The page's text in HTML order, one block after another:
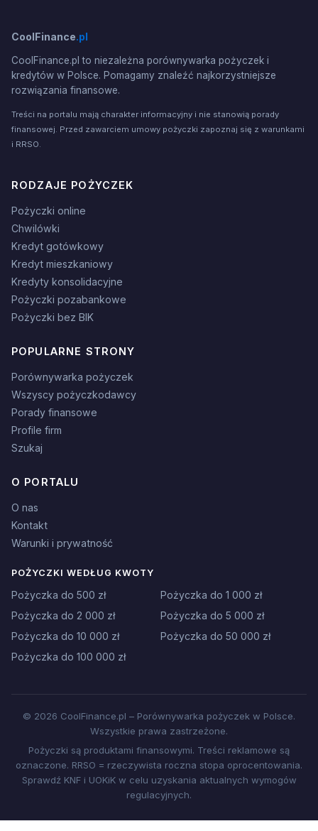
CoolFinance.pl
CoolFinance.pl to niezależna porównywarka pożyczek i
kredytów w Polsce. Pomagamy znaleźć najkorzystniejsze
rozwiązania finansowe.
Treści na portalu mają charakter informacyjny i nie stanowią porady
finansowej. Przed zawarciem umowy pożyczki zapoznaj się z warunkami
i RRSO.
RODZAJE POŻYCZEK
Pożyczki online
Chwilówki
Kredyt gotówkowy
Kredyt mieszkaniowy
Kredyty konsolidacyjne
Pożyczki pozabankowe
Pożyczki bez BIK
POPULARNE STRONY
Porównywarka pożyczek
Wszyscy pożyczkodawcy
Porady finansowe
Profile firm
Szukaj
O PORTALU
O nas
Kontakt
Warunki i prywatność
POŻYCZKI WEDŁUG KWOTY
Pożyczka do 500 zł
Pożyczka do 1 000 zł
Pożyczka do 2 000 zł
Pożyczka do 5 000 zł
Pożyczka do 10 000 zł
Pożyczka do 50 000 zł
Pożyczka do 100 000 zł
© 2026 CoolFinance.pl – Porównywarka pożyczek w Polsce.
Wszystkie prawa zastrzeżone.
Pożyczki są produktami finansowymi. Treści reklamowe są
oznaczone. RRSO = rzeczywista roczna stopa oprocentowania.
Sprawdź KNF i UOKiK w celu uzyskania aktualnych wymogów
regulacyjnych.